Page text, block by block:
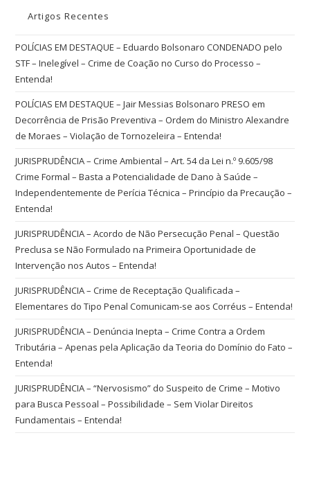
Artigos Recentes
POLÍCIAS EM DESTAQUE – Eduardo Bolsonaro CONDENADO pelo
STF – Inelegível – Crime de Coação no Curso do Processo –
Entenda!
POLÍCIAS EM DESTAQUE – Jair Messias Bolsonaro PRESO em
Decorrência de Prisão Preventiva – Ordem do Ministro Alexandre
de Moraes – Violação de Tornozeleira – Entenda!
JURISPRUDÊNCIA – Crime Ambiental – Art. 54 da Lei n.º 9.605/98
Crime Formal – Basta a Potencialidade de Dano à Saúde –
Independentemente de Perícia Técnica – Princípio da Precaução –
Entenda!
JURISPRUDÊNCIA – Acordo de Não Persecução Penal – Questão
Preclusa se Não Formulado na Primeira Oportunidade de
Intervenção nos Autos – Entenda!
JURISPRUDÊNCIA – Crime de Receptação Qualificada –
Elementares do Tipo Penal Comunicam-se aos Corréus – Entenda!
JURISPRUDÊNCIA – Denúncia Inepta – Crime Contra a Ordem
Tributária – Apenas pela Aplicação da Teoria do Domínio do Fato –
Entenda!
JURISPRUDÊNCIA – “Nervosismo” do Suspeito de Crime – Motivo
para Busca Pessoal – Possibilidade – Sem Violar Direitos
Fundamentais – Entenda!